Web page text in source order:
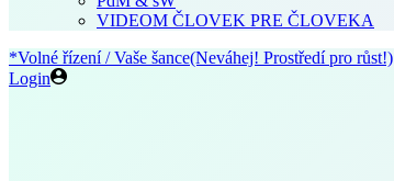
VIDEOM ČLOVEK PRE ČLOVEKA
*Volné řízení / Vaše šance(Neváhej! Prostředí pro růst!)
Login